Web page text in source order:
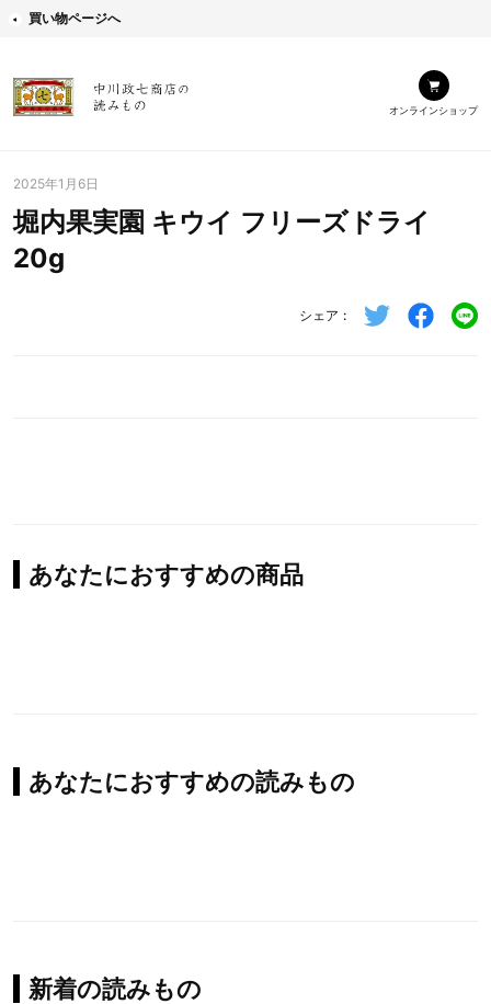
買い物ページへ
オンラインショップ
2025年1月6日
堀内果実園 キウイ フリーズドライ
20g
シェア
あなたにおすすめの商品
あなたにおすすめの読みもの
新着の読みもの